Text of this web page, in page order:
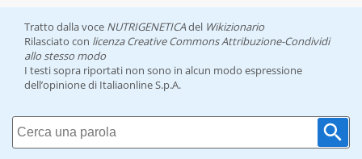
Tratto dalla voce NUTRIGENETICAdel Wikizionario
Rilasciato con licenza Creative Commons Attribuzione-Condividi
allo stesso modo
I testi sopra riportati non sono in alcun modo espressione
dell’opinione di Italiaonline S.p.A.